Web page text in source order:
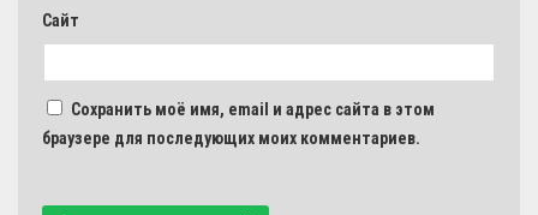
Сайт
Сохранить моё имя, email и адрес сайта в этом
браузере для последующих моих комментариев.